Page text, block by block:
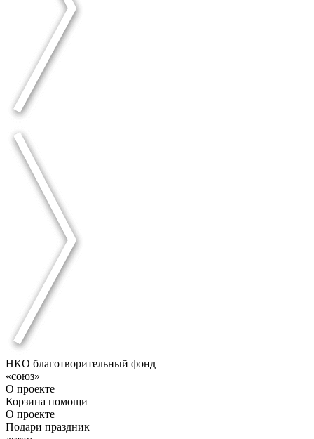
НКО благотворительный фонд
«союз»
О проекте
Корзина помощи
О проекте
Подари праздник